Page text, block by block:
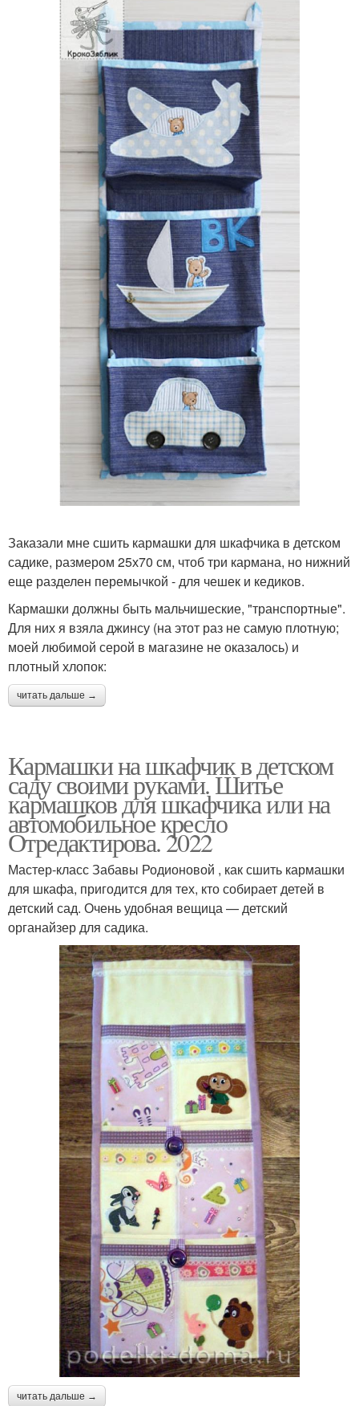
Заказали мне сшить кармашки для шкафчика в детском
садике, размером 25х70 см, чтоб три кармана, но нижний
еще разделен перемычкой - для чешек и кедиков.
Кармашки должны быть мальчишеские, "транспортные".
Для них я взяла джинсу (на этот раз не самую плотную;
моей любимой серой в магазине не оказалось) и
плотный хлопок:
читать дальше →
Кармашки на шкафчик в детском
саду своими руками. Шитье
кармашков для шкафчика или на
автомобильное кресло
Отредактирова. 2022
Мастер-класс Забавы Родионовой , как сшить кармашки
для шкафа, пригодится для тех, кто собирает детей в
детский сад. Очень удобная вещица — детский
органайзер для садика.
читать дальше →